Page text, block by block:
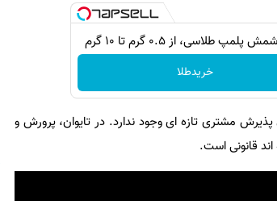
طلاسی، از ۰.۵ گرم تا ۱۰ گرم
خریدطلا
مشتری تازه ای وجود ندارد. در تایوان، پرورش و
قانونی است.